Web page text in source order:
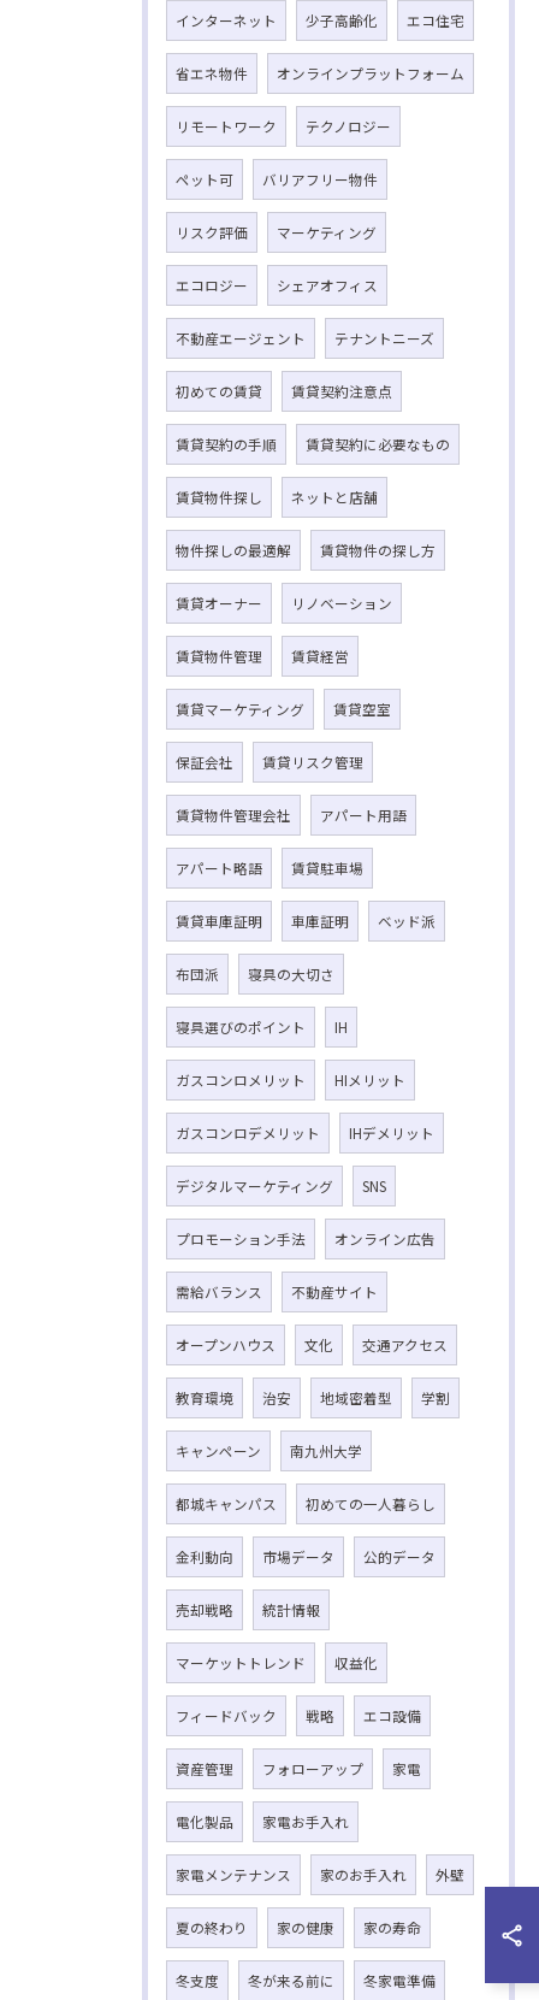
インターネット 少子高齢化 エコ住宅
省エネ物件 オンラインプラットフォーム
リモートワーク テクノロジー
ペット可 バリアフリー物件
リスク評価 マーケティング
エコロジー シェアオフィス
不動産エージェント テナントニーズ
初めての賃貸 賃貸契約注意点
賃貸契約の手順 賃貸契約に必要なもの
賃貸物件探し ネットと店舗
物件探しの最適解 賃貸物件の探し方
賃貸オーナー リノベーション
賃貸物件管理 賃貸経営
賃貸マーケティング 賃貸空室
保証会社 賃貸リスク管理
賃貸物件管理会社 アパート用語
アパート略語 賃貸駐車場
賃貸車庫証明 車庫証明 ベッド派
布団派 寝具の大切さ
寝具選びのポイント IH
ガスコンロメリット HIメリット
ガスコンロデメリット IHデメリット
デジタルマーケティング SNS
プロモーション手法 オンライン広告
需給バランス 不動産サイト
オープンハウス 文化 交通アクセス
教育環境 治安 地域密着型 学割
キャンペーン 南九州大学
都城キャンパス 初めての一人暮らし
金利動向 市場データ 公的データ
売却戦略 統計情報
マーケットトレンド 収益化
フィードバック 戦略 エコ設備
資産管理 フォローアップ 家電
電化製品 家電お手入れ
家電メンテナンス 家のお手入れ 外壁
夏の終わり 家の健康 家の寿命
冬支度 冬が来る前に 冬家電準備